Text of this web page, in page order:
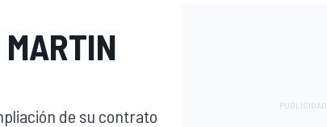
de su contrato